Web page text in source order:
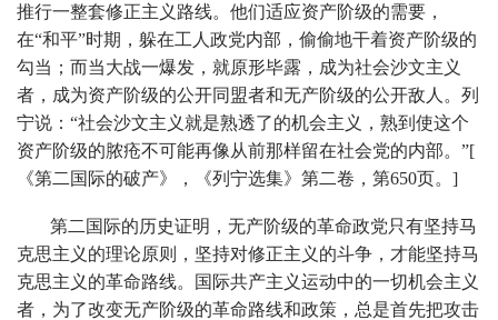
推行一整套修正主义路线。他们适应资产阶级的需要，
在“和平”时期，躲在工人政党内部，偷偷地干着资产阶级的
勾当；而当大战一爆发，就原形毕露，成为社会沙文主义
者，成为资产阶级的公开同盟者和无产阶级的公开敌人。列
宁说：“社会沙文主义就是熟透了的机会主义，熟到使这个
资产阶级的脓疮不可能再像从前那样留在社会党的内部。”[
《第二国际的破产》，《列宁选集》第二卷，第650页。]
第二国际的历史证明，无产阶级的革命政党只有坚持马
克思主义的理论原则，坚持对修正主义的斗争，才能坚持马
克思主义的革命路线。国际共产主义运动中的一切机会主义
者，为了改变无产阶级的革命路线和政策，总是首先把攻击